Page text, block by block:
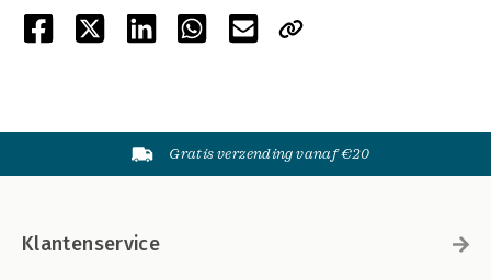
Gratis verzending vanaf €20
Klantenservice